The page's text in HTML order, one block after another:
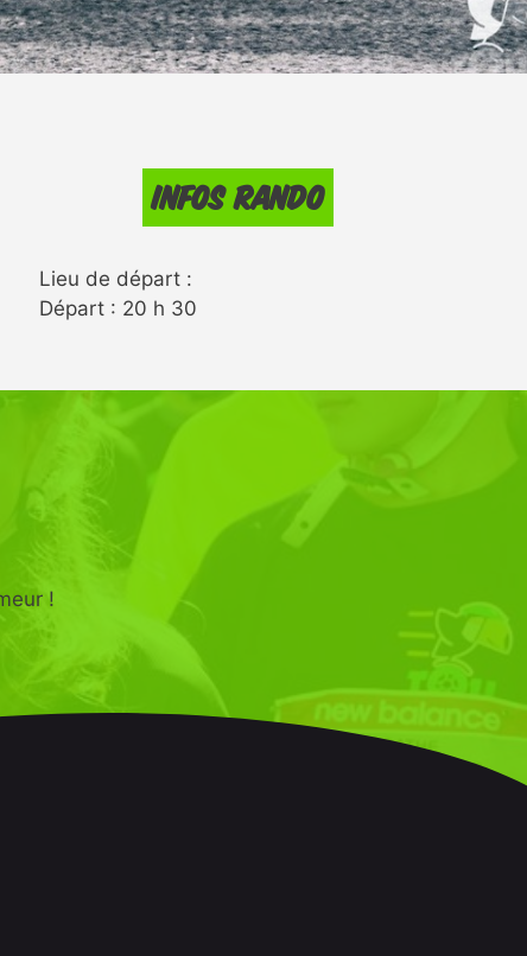
Infos rando
Lieu de départ :
Départ : 20 h 30
!